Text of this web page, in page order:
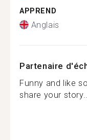
APPREND
Anglais
Partenaire
Funny and like
share your story...